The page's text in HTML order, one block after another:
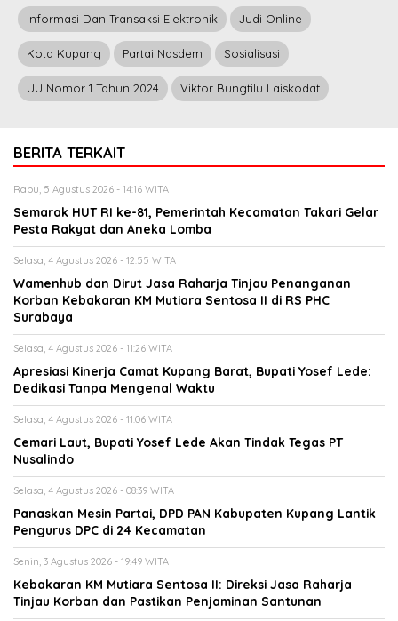
Informasi Dan Transaksi Elektronik Judi Online
Kota Kupang Partai Nasdem Sosialisasi
UU Nomor 1 Tahun 2024 Viktor Bungtilu Laiskodat
BERITA TERKAIT
Rabu, 5 Agustus 2026 - 14:16 WITA
Semarak HUT RI ke-81, Pemerintah Kecamatan Takari Gelar
Pesta Rakyat dan Aneka Lomba
Selasa, 4 Agustus 2026 - 12:55 WITA
Wamenhub dan Dirut Jasa Raharja Tinjau Penanganan
Korban Kebakaran KM Mutiara Sentosa II di RS PHC
Surabaya
Selasa, 4 Agustus 2026 - 11:26 WITA
Apresiasi Kinerja Camat Kupang Barat, Bupati Yosef Lede:
Dedikasi Tanpa Mengenal Waktu
Selasa, 4 Agustus 2026 - 11:06 WITA
Cemari Laut, Bupati Yosef Lede Akan Tindak Tegas PT
Nusalindo
Selasa, 4 Agustus 2026 - 08:39 WITA
Panaskan Mesin Partai, DPD PAN Kabupaten Kupang Lantik
Pengurus DPC di 24 Kecamatan
Senin, 3 Agustus 2026 - 19:49 WITA
Kebakaran KM Mutiara Sentosa II: Direksi Jasa Raharja
Tinjau Korban dan Pastikan Penjaminan Santunan